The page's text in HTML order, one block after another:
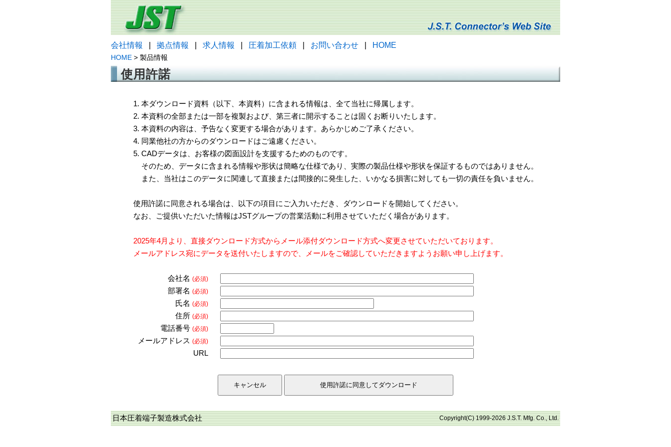
会社情報 拠点情報 求人情報 圧着加工依頼 お問い合わせ HOME
HOME > 製品情報
使用許諾
1. 本ダウンロード資料（以下、本資料）に含まれる情報は、全て当社に帰属します。
2. 本資料の全部または一部を複製および、第三者に開示することは固くお断りいたします。
3. 本資料の内容は、予告なく変更する場合があります。あらかじめご了承ください。
4. 同業他社の方からのダウンロードはご遠慮ください。
5. CADデータは、お客様の図面設計を支援するためのものです。
そのため、データに含まれる情報や形状は簡略な仕様であり、実際の製品仕様や形状を保証するものではありません。
また、当社はこのデータに関連して直接または間接的に発生した、いかなる損害に対しても一切の責任を負いません。
使用許諾に同意される場合は、以下の項目にご入力いただき、ダウンロードを開始してください。
なお、ご提供いただいた情報はJSTグループの営業活動に利用させていただく場合があります。
2025年4月より、直接ダウンロード方式からメール添付ダウンロード方式へ変更させていただいております。
メールアドレス宛にデータを送付いたしますので、メールをご確認していただきますようお願い申し上げます。
会社名 (必須)
部署名 (必須)
氏名 (必須)
住所 (必須)
電話番号 (必須)
メールアドレス (必須)
URL
日本圧着端子製造株式会社 Copyright(C) 1999-2026 J.S.T. Mfg. Co., Ltd.